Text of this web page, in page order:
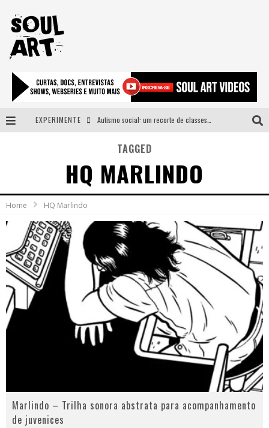
EXPERIMENTE
A subida da rampa é diferente!
Faça o bem! Mas, sem olhar a quem!?
Novo single de Arnaldo Tifu, “De Testa” explora brasilidade em sons, cores e símbolos
TAGGED
HQ MARLINDO
Home HQ Marlindo
Marlindo – Trilha sonora abstrata para acompanhamento
de juvenices